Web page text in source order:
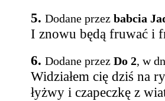
5. Dodane przez babcia
I znowu będą fruwać i
6. Dodane przez Do 2, w
Widziałem cię dziś na
łyżwy i czapeczkę z